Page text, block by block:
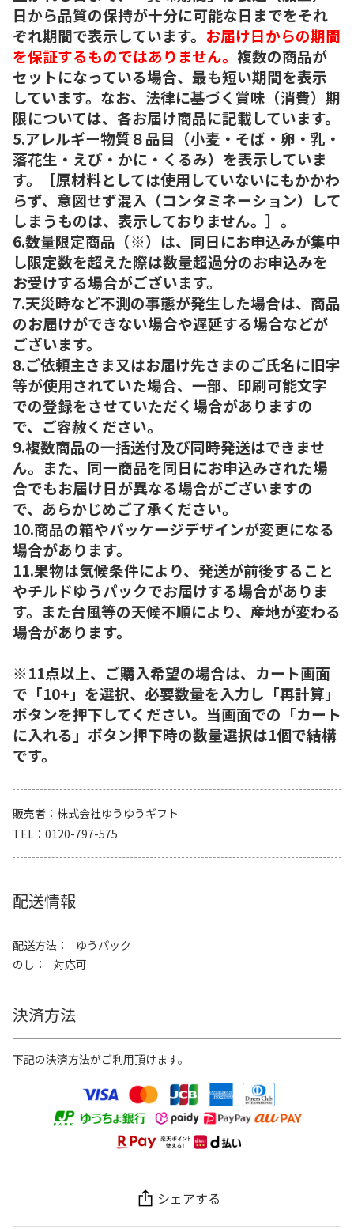
日から品質の保持が十分に可能な日までをそれ
ぞれ期間で表示しています。 お届け日からの期間
を保証するものではありません。 複数の商品が
セットになっている場合、最も短い期間を表示
しています。なお、法律に基づく賞味（消費）期
限については、各お届け商品に記載しています。
5.アレルギー物質８品目（小麦・そば・卵・乳・
落花生・えび・かに・くるみ）を表示していま
す。［原材料としては使用していないにもかかわ
らず、意図せず混入（コンタミネーション）して
しまうものは、表示しておりません。］。
6.数量限定商品（※）は、同日にお申込みが集中
し限定数を超えた際は数量超過分のお申込みを
お受けする場合がございます。
7.天災時など不測の事態が発生した場合は、商品
のお届けができない場合や遅延する場合などが
ございます。
8.ご依頼主さま又はお届け先さまのご氏名に旧字
等が使用されていた場合、一部、印刷可能文字
での登録をさせていただく場合がありますの
で、ご容赦ください。
9.複数商品の一括送付及び同時発送はできませ
ん。また、同一商品を同日にお申込みされた場
合でもお届け日が異なる場合がございますの
で、あらかじめご了承ください。
10.商品の箱やパッケージデザインが変更になる
場合があります。
11.果物は気候条件により、発送が前後すること
やチルドゆうパックでお届けする場合がありま
す。また台風等の天候不順により、産地が変わる
場合があります。
※11点以上、ご購入希望の場合は、カート画面
で「10+」を選択、必要数量を入力し「再計算」
ボタンを押下してください。当画面での「カート
に入れる」ボタン押下時の数量選択は1個で結構
です。
販売者
株式会社ゆうゆうギフト
TEL
0120-797-575
配送情報
配送方法
ゆうパック
のし
対応可
決済方法
下記の決済方法がご利用頂けます。
シェアする